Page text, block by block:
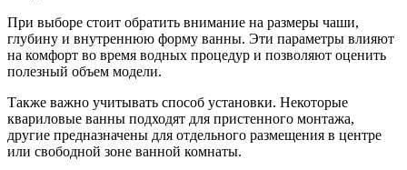
При выборе стоит обратить внимание на размеры чаши,
глубину и внутреннюю форму ванны. Эти параметры влияют
на комфорт во время водных процедур и позволяют оценить
полезный объем модели.
Также важно учитывать способ установки. Некоторые
квариловые ванны подходят для пристенного монтажа,
другие предназначены для отдельного размещения в центре
или свободной зоне ванной комнаты.